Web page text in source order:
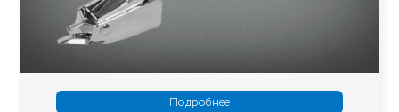
Подробнее